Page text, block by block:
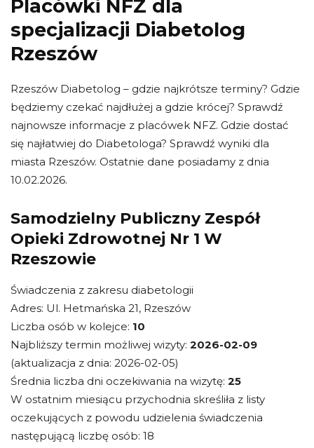
Placówki NFZ dla
specjalizacji Diabetolog
Rzeszów
Rzeszów Diabetolog – gdzie najkrótsze terminy? Gdzie
będziemy czekać najdłużej a gdzie krócej? Sprawdź
najnowsze informacje z placówek NFZ. Gdzie dostać
się najłatwiej do Diabetologa? Sprawdź wyniki dla
miasta Rzeszów. Ostatnie dane posiadamy z dnia
10.02.2026.
Samodzielny Publiczny Zespół
Opieki Zdrowotnej Nr 1 W
Rzeszowie
Świadczenia z zakresu diabetologii
Adres: Ul. Hetmańska 21, Rzeszów
Liczba osób w kolejce: 10
Najbliższy termin możliwej wizyty: 2026-02-09
(aktualizacja z dnia: 2026-02-05)
Średnia liczba dni oczekiwania na wizytę: 25
W ostatnim miesiącu przychodnia skreśliła z listy
oczekujących z powodu udzielenia świadczenia
następującą liczbę osób: 18